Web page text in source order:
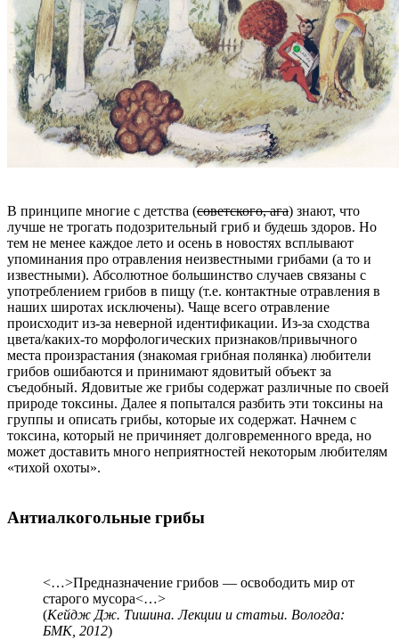
В принципе многие с детства (советского, ага) знают, что
лучше не трогать подозрительный гриб и будешь здоров. Но
тем не менее каждое лето и осень в новостях всплывают
упоминания про отравления неизвестными грибами (а то и
известными). Абсолютное большинство случаев связаны с
употреблением грибов в пищу (т.е. контактные отравления в
наших широтах исключены). Чаще всего отравление
происходит из-за неверной идентификации. Из-за сходства
цвета/каких-то морфологических признаков/привычного
места произрастания (знакомая грибная полянка) любители
грибов ошибаются и принимают ядовитый объект за
съедобный. Ядовитые же грибы содержат различные по своей
природе токсины. Далее я попытался разбить эти токсины на
группы и описать грибы, которые их содержат. Начнем с
токсина, который не причиняет долговременного вреда, но
может доставить много неприятностей некоторым любителям
«тихой охоты».
Антиалкогольные грибы
<…>Предназначение грибов — освободить мир от
старого мусора<…>
(Кейдж Дж. Тишина. Лекции и статьи. Вологда:
БМК, 2012)